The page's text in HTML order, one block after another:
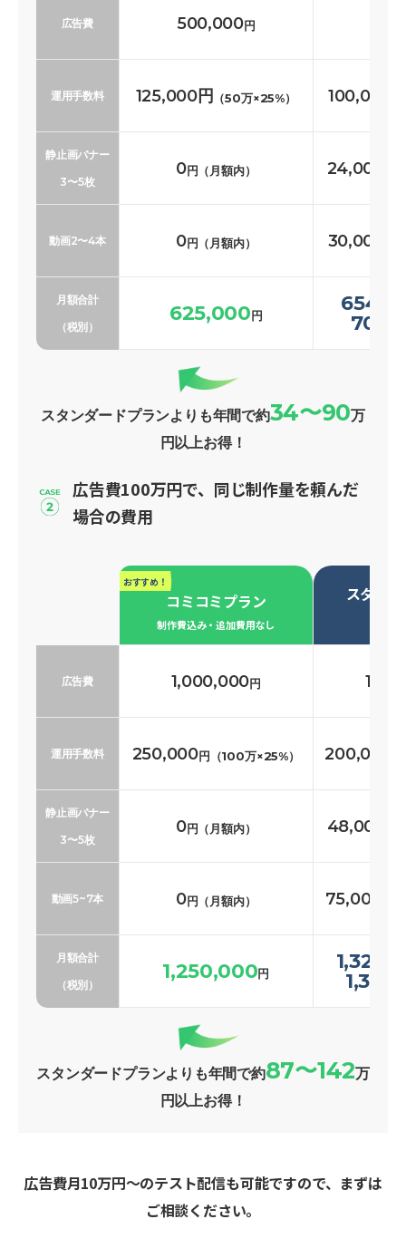
広告費 500,000円
運用手数料 125,000円 （50万×25%） 100,000
静止画バナー
3〜5枚
0円（月額内） 24,000
動画2〜4本 0円（月額内） 30,000
月額合計
（税別）
625,000円
スタンダードプランよりも年間で約34〜90万
円以上お得！
広告費100万円で、同じ制作量を頼んだ
場合の費用
おすすめ！
コミコミプラン
制作費込み・追加費用なし
スタン
広告費 1,000,000円
運用手数料 250,000円（100万×25%） 200,000
静止画バナー
3〜5枚
0円（月額内） 48,000
動画5~7本 0円（月額内） 75,000〜
月額合計
（税別）
1,250,000円
スタンダードプランよりも年間で約87〜142万
円以上お得！
広告費月10万円〜のテスト配信も可能ですので、まずは
ご相談ください。